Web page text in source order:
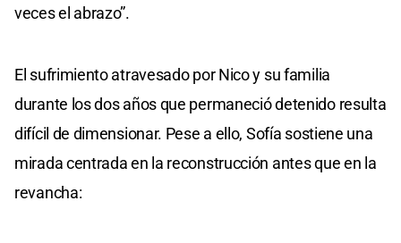
veces el abrazo”.
El sufrimiento atravesado por Nico y su familia
durante los dos años que permaneció detenido resulta
difícil de dimensionar. Pese a ello, Sofía sostiene una
mirada centrada en la reconstrucción antes que en la
revancha: